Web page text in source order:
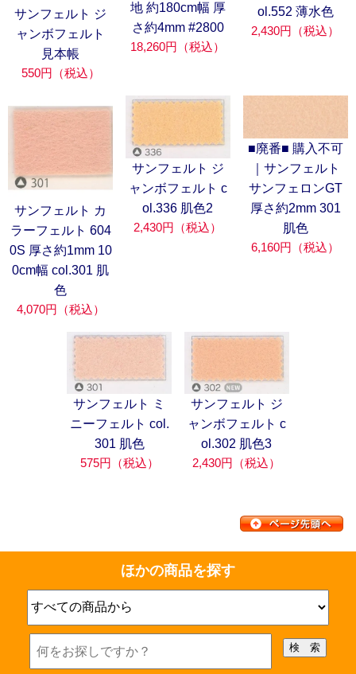
サンフェルト ジ
ャンボフェルト
見本帳
550円（税込）
地 約180cm幅 厚
さ約4mm #2800
18,260円（税込）
ol.552 薄水色
2,430円（税込）
サンフェルト カ
ラーフェルト 604
0S 厚さ約1mm 10
0cm幅 col.301 肌
色
4,070円（税込）
サンフェルト ジ
ャンボフェルト c
ol.336 肌色2
2,430円（税込）
■廃番■ 購入不可
｜サンフェルト
サンフェロンGT
厚さ約2mm 301
肌色
6,160円（税込）
サンフェルト ミ
ニーフェルト col.
301 肌色
575円（税込）
サンフェルト ジ
ャンボフェルト c
ol.302 肌色3
2,430円（税込）
ほかの商品を探す